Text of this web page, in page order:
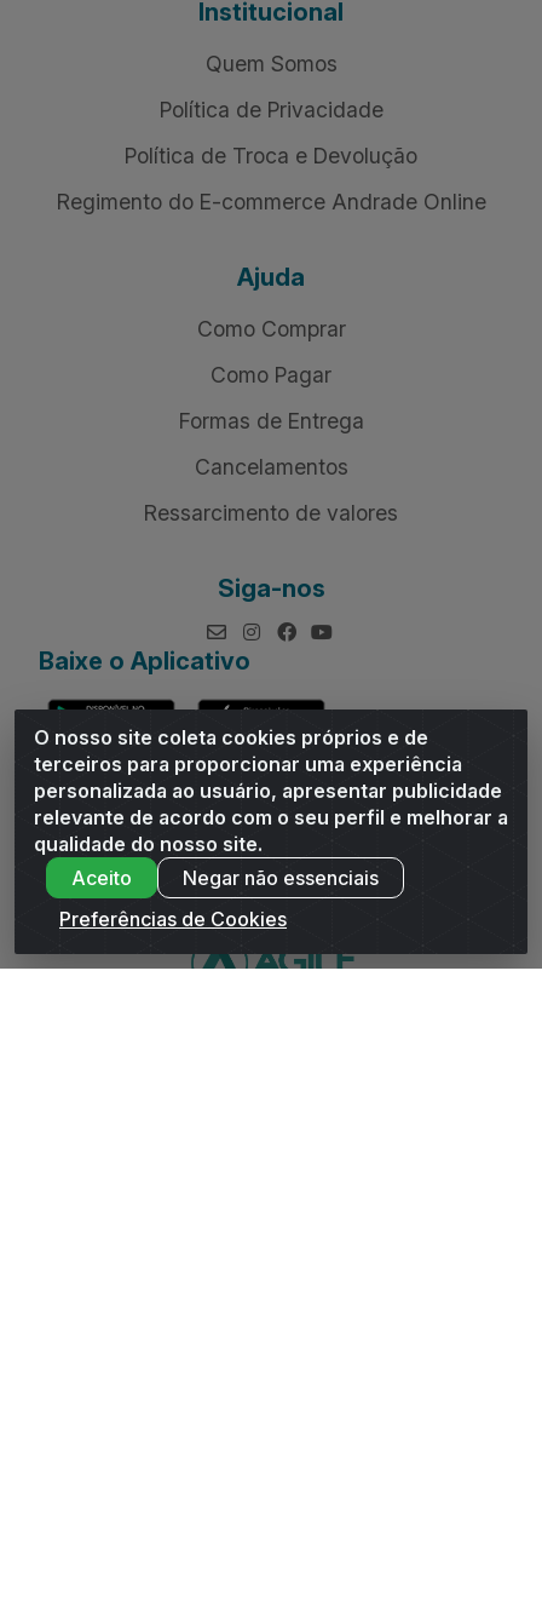
O nosso site coleta cookies próprios e de
terceiros para proporcionar uma experiência
personalizada ao usuário, apresentar publicidade
relevante de acordo com o seu perfil e melhorar a
qualidade do nosso site.
Aceito
Negar não essenciais
Preferências de Cookies
Institucional
Quem Somos
Política de Privacidade
Política de Troca e Devolução
Regimento do E-commerce Andrade Online
Ajuda
Como Comprar
Como Pagar
Formas de Entrega
Cancelamentos
Ressarcimento de valores
Siga-nos
Baixe o Aplicativo
Andrade Distribuidor - ROD AL 110, n° 1401 - Sitio Moco,
Arapiraca/AL - CEP 57319-300 - CNPJ 10.667.481/0001-47